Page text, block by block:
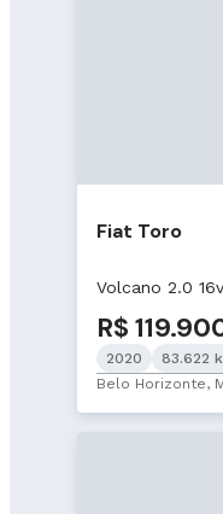
Fiat Toro
Volcano 2.0
R$
2020
83.622
Belo Horizonte,